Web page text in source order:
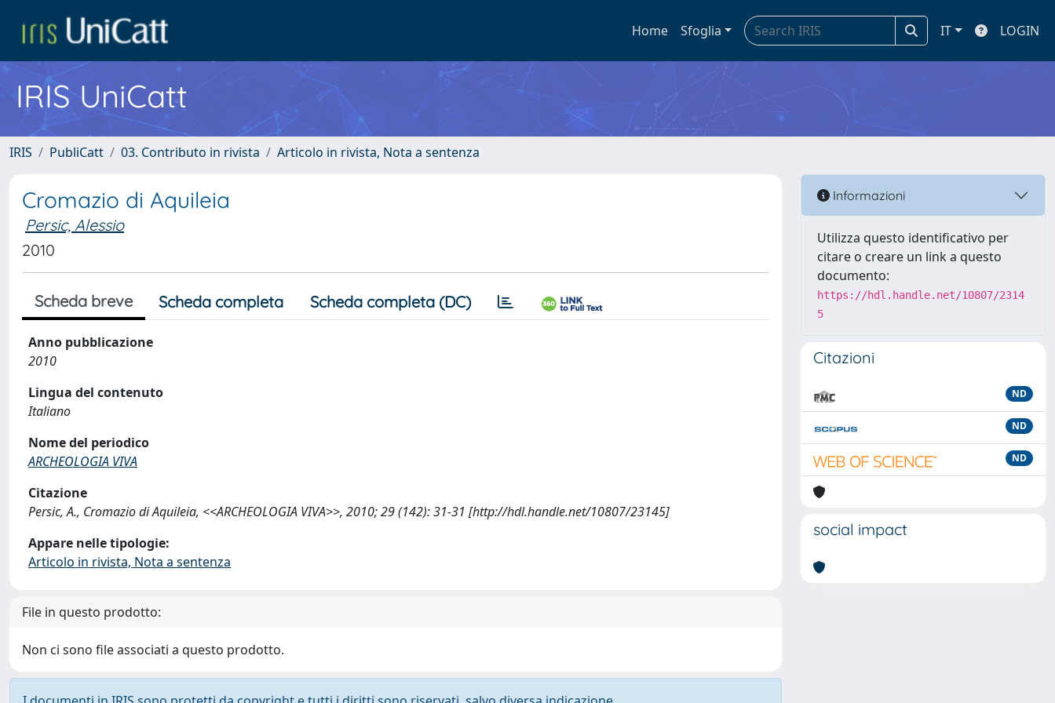
Home Sfoglia IT LOGIN
IRIS UniCatt
IRIS PubliCatt 03. Contributo in rivista Articolo in rivista, Nota a sentenza
Cromazio di Aquileia
Persic, Alessio
2010
Scheda breve Scheda completa Scheda completa (DC)
Anno pubblicazione
2010
Lingua del contenuto
Italiano
Nome del periodico
ARCHEOLOGIA VIVA
Citazione
Persic, A., Cromazio di Aquileia, <<ARCHEOLOGIA VIVA>>, 2010; 29 (142): 31-31 [http://hdl.handle.net/10807/23145]
Appare nelle tipologie:
Articolo in rivista, Nota a sentenza
File in questo prodotto:
Non ci sono file associati a questo prodotto.
Informazioni
Utilizza questo identificativo per
citare o creare un link a questo
documento:
https://hdl.handle.net/10807/2314
5
Citazioni
ND
ND
ND
social impact